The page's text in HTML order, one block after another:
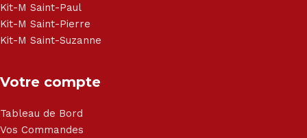
Kit-M Saint-Paul
Kit-M Saint-Pierre
Kit-M Saint-Suzanne
Votre compte
Tableau de Bord
Vos Commandes